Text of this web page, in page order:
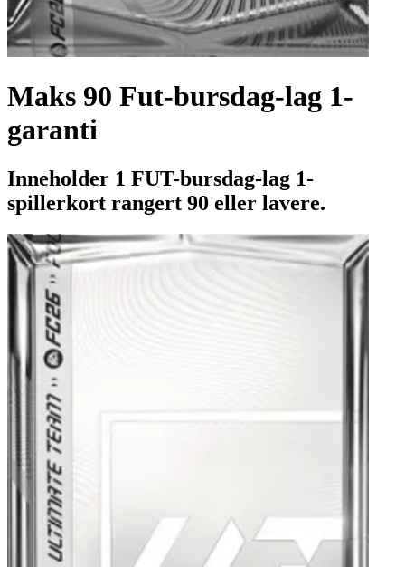
Maks 90 Fut-bursdag-lag 1-
garanti
Inneholder 1 FUT-bursdag-lag 1-
spillerkort rangert 90 eller lavere.